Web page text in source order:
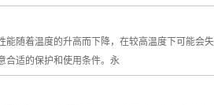
随着温度的升高而下降，在较高温度下可能会
合适的保护和使用条件。永